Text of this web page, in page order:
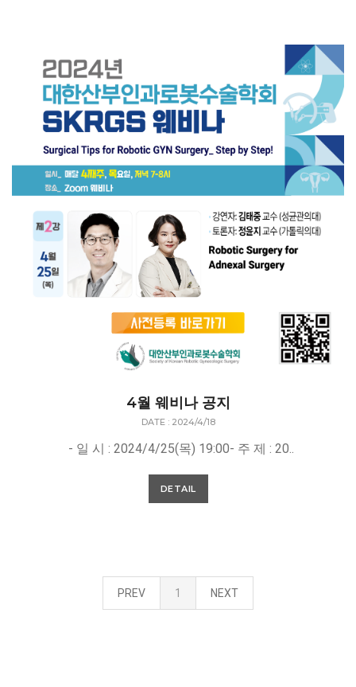
4월 웨비나 공지
DATE : 2024/4/18
- 일 시 : 2024/4/25(목) 19:00- 주 제 : 20..
DETAIL
PREV 1 NEXT